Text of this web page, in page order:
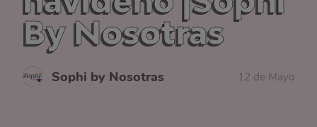
By Nosotras
Sophi by Nosotras 12 de Mayo